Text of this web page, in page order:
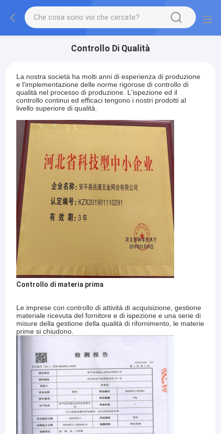
Controllo Di Qualità
La nostra società ha molti anni di esperienza di produzione
e l'implementazione delle norme rigorose di controllo di
qualità nel processo di produzione. L'ispezione ed il
controllo continui ed efficaci tengono i nostri prodotti al
livello superiore di qualità.
Controllo di materia prima
Le imprese con controllo di attività di acquisizione, gestione
materiale ricevuta del fornitore e di ispezione e una serie di
misure della gestione della qualità di rifornimento, le materie
prime si chiudono.